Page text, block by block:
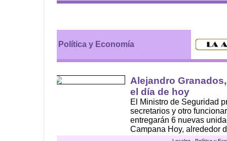
Política y Economía
Alejandro
el día de hoy
El Ministro de Seguridad
secretarios y otro
entregarán 6 nuevas
Campana Hoy, alrededor